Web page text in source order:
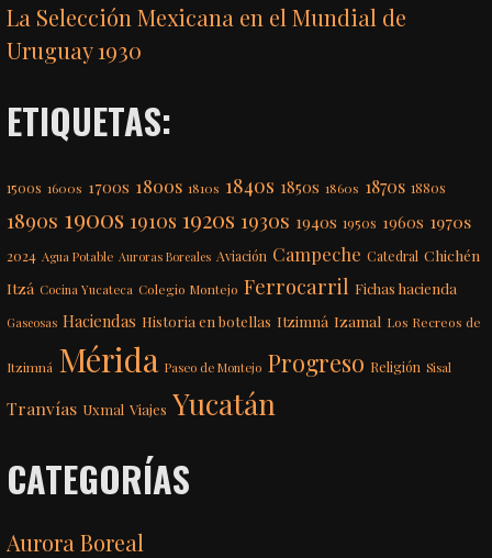
La Selección Mexicana en el Mundial de
Uruguay 1930
ETIQUETAS:
1500s 1600s 1700s 1800s 1810s 1840s 1850s 1860s 1870s 1880s
1890s 1900s 1910s 1920s 1930s 1940s 1950s 1960s 1970s
2024 Agua Potable Auroras Boreales Aviación Campeche Catedral Chichén
Itzá Cocina Yucateca Colegio Montejo Ferrocarril Fichas hacienda
Gaseosas Haciendas Historia en botellas Itzimná Izamal Los Recreos de
Itzimná Mérida Paseo de Montejo Progreso Religión Sisal
Tranvías Uxmal Viajes Yucatán
CATEGORÍAS
Aurora Boreal